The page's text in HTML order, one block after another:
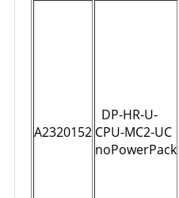
A2320152
DP-HR-U-
CPU-MC2-UC
noPowerPack